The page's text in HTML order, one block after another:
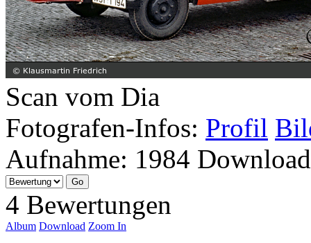
Scan vom Dia
Fotografen-Infos: Profil
Aufnahme: 1984
4 Bewertungen
Album Download Zoom In